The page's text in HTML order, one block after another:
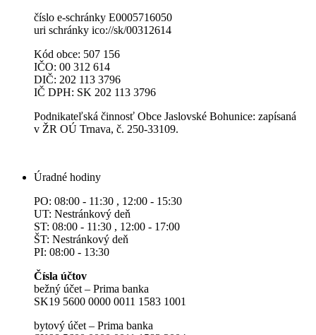
číslo e-schránky E0005716050
uri schránky ico://sk/00312614
Kód obce: 507 156
IČO: 00 312 614
DIČ: 202 113 3796
IČ DPH: SK 202 113 3796
Podnikateľská činnosť Obce Jaslovské Bohunice: zapísaná
v ŽR OÚ Trnava, č. 250-33109.
Úradné hodiny
PO: 08:00 - 11:30 , 12:00 - 15:30
UT: Nestránkový deň
ST: 08:00 - 11:30 , 12:00 - 17:00
ŠT: Nestránkový deň
PI: 08:00 - 13:30
Čísla účtov
bežný účet – Prima banka
SK19 5600 0000 0011 1583 1001
bytový účet – Prima banka